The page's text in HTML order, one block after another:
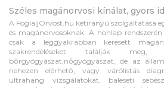
Széles magánorvosi kínálat, gyors
A FoglaljOrvost.hu kétirányú szolgáltatása
és magánorvosoknak. A honlap
csak a leggyakrabban keresett
szakrendeléseket találják
bőrgyógyászat,nőgyógyászat, de az
nehezen elérhető, vagy várólistás
ultrahang vizsgálatokat, baleseti